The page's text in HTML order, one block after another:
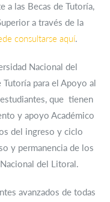
a las Becas de Tutoría,
a través de la
consultarse aquí.
Nacional del
para el Apoyo al
que tienen
y apoyo Académico
del ingreso y ciclo
y permanencia de los
del Litoral.
avanzados de todas